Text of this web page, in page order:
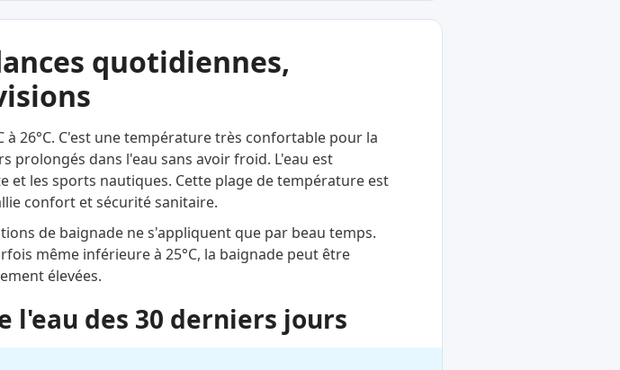
quotidiennes,
à 26°C. C'est une température très confortable pour la
prolongés dans l'eau sans avoir froid. L'eau est
et les sports nautiques. Cette plage de température est
confort et sécurité sanitaire.
de baignade ne s'appliquent que par beau temps.
même inférieure à 25°C, la baignade peut être
élevées.
l'eau des 30 derniers jours